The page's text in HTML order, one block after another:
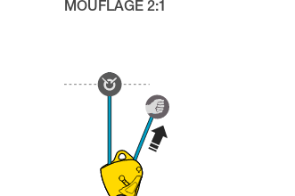
MOUFLAGE 2:1